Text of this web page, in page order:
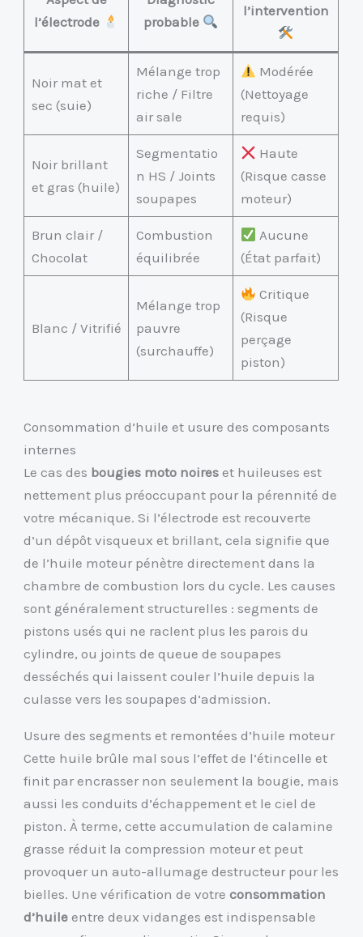
l’électrode
probable
l’intervention
Noir mat et
sec (suie)
Mélange trop
riche / Filtre
air sale
Modérée
(Nettoyage
requis)
Noir brillant
et gras (huile)
Segmentatio
n HS / Joints
soupapes
Haute
(Risque casse
moteur)
Brun clair /
Chocolat
Combustion
équilibrée
Aucune
(État parfait)
Blanc / Vitrifié
Mélange trop
pauvre
(surchauffe)
Critique
(Risque
perçage
piston)
Consommation d’huile et usure des composants
internes
Le cas des bougies moto noires et huileuses est
nettement plus préoccupant pour la pérennité de
votre mécanique. Si l’électrode est recouverte
d’un dépôt visqueux et brillant, cela signifie que
de l’huile moteur pénètre directement dans la
chambre de combustion lors du cycle. Les causes
sont généralement structurelles : segments de
pistons usés qui ne raclent plus les parois du
cylindre, ou joints de queue de soupapes
desséchés qui laissent couler l’huile depuis la
culasse vers les soupapes d’admission.
Usure des segments et remontées d’huile moteur
Cette huile brûle mal sous l’effet de l’étincelle et
finit par encrasser non seulement la bougie, mais
aussi les conduits d’échappement et le ciel de
piston. À terme, cette accumulation de calamine
grasse réduit la compression moteur et peut
provoquer un auto-allumage destructeur pour les
bielles. Une vérification de votreconsommation
d’huile entre deux vidanges est indispensable